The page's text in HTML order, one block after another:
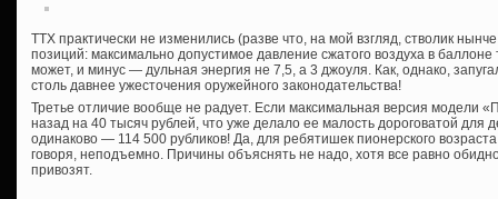
ТТХ практически не изменились (разве что, на мой взгляд, стволик
позиций: максимально допустимое давление сжатого воздуха в баллоне
может, и минус — дульная энергия не 7,5, а 3 джоуля. Как, однако,
столь давнее ужесточения оружейного законодательства!
Третье отличие вообще не радует. Если максимальная версия модели
назад на 40 тысяч рублей, что уже делало ее малость дороговатой для
одинаково — 114 500 рубликов! Да, для ребятишек пионерского
говоря, неподъемно. Причины объяснять не надо, хотя все равно
привозят.